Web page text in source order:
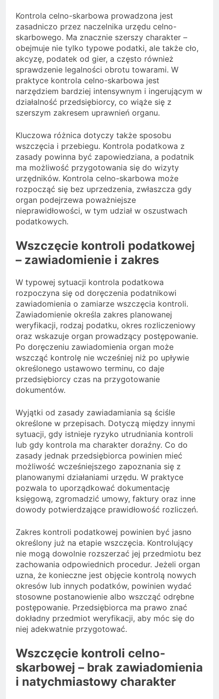
Kontrola celno-skarbowa prowadzona jest
zasadniczo przez naczelnika urzędu celno-
skarbowego. Ma znacznie szerszy charakter –
obejmuje nie tylko typowe podatki, ale także cło,
akcyzę, podatek od gier, a często również
sprawdzenie legalności obrotu towarami. W
praktyce kontrola celno-skarbowa jest
narzędziem bardziej intensywnym i ingerującym w
działalność przedsiębiorcy, co wiąże się z
szerszym zakresem uprawnień organu.
Kluczowa różnica dotyczy także sposobu
wszczęcia i przebiegu. Kontrola podatkowa z
zasady powinna być zapowiedziana, a podatnik
ma możliwość przygotowania się do wizyty
urzędników. Kontrola celno-skarbowa może
rozpocząć się bez uprzedzenia, zwłaszcza gdy
organ podejrzewa poważniejsze
nieprawidłowości, w tym udział w oszustwach
podatkowych.
Wszczęcie kontroli podatkowej
– zawiadomienie i zakres
W typowej sytuacji kontrola podatkowa
rozpoczyna się od doręczenia podatnikowi
zawiadomienia o zamiarze wszczęcia kontroli.
Zawiadomienie określa zakres planowanej
weryfikacji, rodzaj podatku, okres rozliczeniowy
oraz wskazuje organ prowadzący postępowanie.
Po doręczeniu zawiadomienia organ może
wszcząć kontrolę nie wcześniej niż po upływie
określonego ustawowo terminu, co daje
przedsiębiorcy czas na przygotowanie
dokumentów.
Wyjątki od zasady zawiadamiania są ściśle
określone w przepisach. Dotyczą między innymi
sytuacji, gdy istnieje ryzyko utrudniania kontroli
lub gdy kontrola ma charakter doraźny. Co do
zasady jednak przedsiębiorca powinien mieć
możliwość wcześniejszego zapoznania się z
planowanymi działaniami urzędu. W praktyce
pozwala to uporządkować dokumentację
księgową, zgromadzić umowy, faktury oraz inne
dowody potwierdzające prawidłowość rozliczeń.
Zakres kontroli podatkowej powinien być jasno
określony już na etapie wszczęcia. Kontrolujący
nie mogą dowolnie rozszerzać jej przedmiotu bez
zachowania odpowiednich procedur. Jeżeli organ
uzna, że konieczne jest objęcie kontrolą nowych
okresów lub innych podatków, powinien wydać
stosowne postanowienie albo wszcząć odrębne
postępowanie. Przedsiębiorca ma prawo znać
dokładny przedmiot weryfikacji, aby móc się do
niej adekwatnie przygotować.
Wszczęcie kontroli celno-
skarbowej – brak zawiadomienia
i natychmiastowy charakter